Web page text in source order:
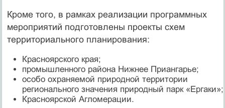
Кроме того, в рамках реализации программных
мероприятий подготовлены проекты схем
территориального планирования:
Красноярского края;
промышленного района Нижнее Приангарье;
особо охраняемой природной территории
регионального значения природный парк «Ергаки»;
Красноярской Агломерации.